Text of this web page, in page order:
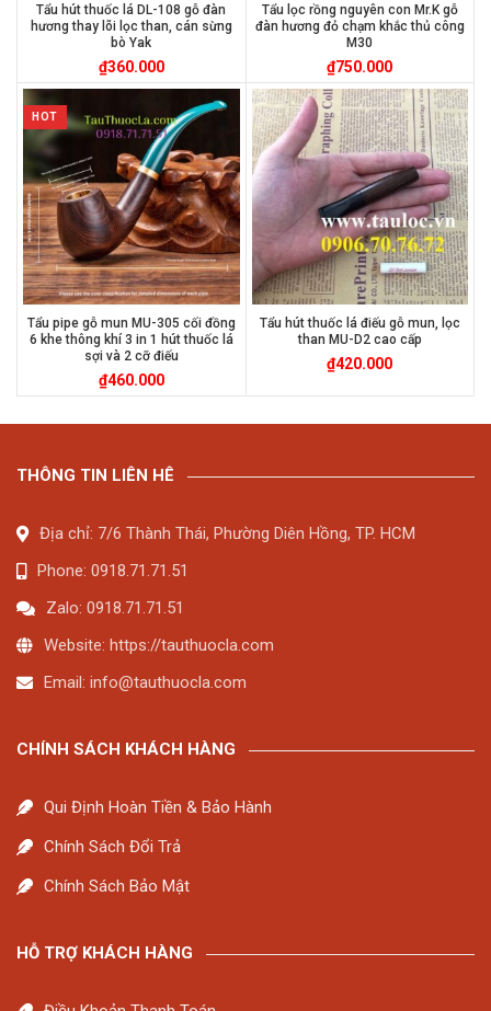
Tẩu hút thuốc lá DL-108 gỗ đàn
hương thay lõi lọc than, cán sừng
bò Yak
₫360.000
Tẩu lọc rồng nguyên con Mr.K gỗ
đàn hương đỏ chạm khắc thủ công
M30
₫750.000
HOT
Tẩu pipe gỗ mun MU-305 cối đồng
6 khe thông khí 3 in 1 hút thuốc lá
sợi và 2 cỡ điếu
₫460.000
Tẩu hút thuốc lá điếu gỗ mun, lọc
than MU-D2 cao cấp
₫420.000
THÔNG TIN LIÊN HÊ
Địa chỉ: 7/6 Thành Thái, Phường Diên Hồng, TP. HCM
Phone: 0918.71.71.51
Zalo: 0918.71.71.51
Website: https://tauthuocla.com
Email: info@tauthuocla.com
CHÍNH SÁCH KHÁCH HÀNG
Qui Định Hoàn Tiền & Bảo Hành
Chính Sách Đổi Trả
Chính Sách Bảo Mật
HỖ TRỢ KHÁCH HÀNG